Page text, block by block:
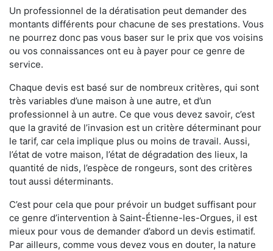
Un professionnel de la dératisation peut demander des
montants différents pour chacune de ses prestations. Vous
ne pourrez donc pas vous baser sur le prix que vos voisins
ou vos connaissances ont eu à payer pour ce genre de
service.
Chaque devis est basé sur de nombreux critères, qui sont
très variables d’une maison à une autre, et d’un
professionnel à un autre. Ce que vous devez savoir, c’est
que la gravité de l’invasion est un critère déterminant pour
le tarif, car cela implique plus ou moins de travail. Aussi,
l’état de votre maison, l’état de dégradation des lieux, la
quantité de nids, l’espèce de rongeurs, sont des critères
tout aussi déterminants.
C’est pour cela que pour prévoir un budget suffisant pour
ce genre d’intervention à Saint-Étienne-les-Orgues, il est
mieux pour vous de demander d’abord un devis estimatif.
Par ailleurs, comme vous devez vous en douter, la nature